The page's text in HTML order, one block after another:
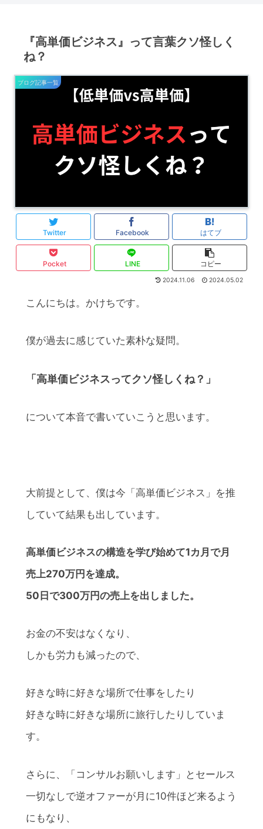
『高単価ビジネス』って言葉クソ怪しく
ね？
ブログ記事一覧
Twitter Facebook はてブ
Pocket LINE コピー
2024.11.06 2024.05.02
こんにちは。かけちです。
僕が過去に感じていた素朴な疑問。
「高単価ビジネスってクソ怪しくね？」
について本音で書いていこうと思います。
大前提として、僕は今「高単価ビジネス」を推
していて結果も出しています。
高単価ビジネスの構造を学び始めて1カ月で月
売上270万円を達成。
50日で300万円の売上を出しました。
お金の不安はなくなり、
しかも労力も減ったので、
好きな時に好きな場所で仕事をしたり
好きな時に好きな場所に旅行したりしていま
す。
さらに、「コンサルお願いします」とセールス
一切なしで逆オファーが月に10件ほど来るよう
にもなり、